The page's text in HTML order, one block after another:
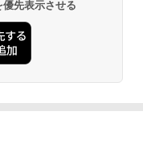
先表示させる